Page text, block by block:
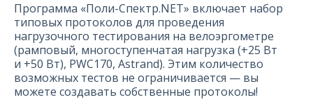
Программа «Поли-Спектр.NET» включает набор
типовых протоколов для проведения
нагрузочного тестирования на велоэргометре
(рамповый, многоступенчатая нагрузка (+25 Вт
и +50 Вт), PWC170, Astrand). Этим количество
возможных тестов не ограничивается — вы
можете создавать собственные протоколы!